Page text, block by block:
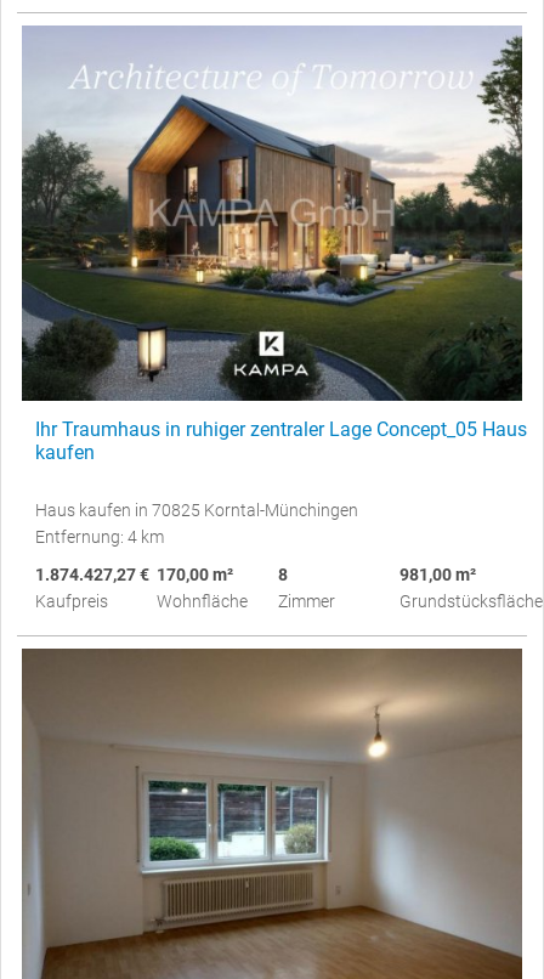
Ihr Traumhaus in ruhiger zentraler Lage Concept_05 Haus
kaufen
Haus kaufen in 70825 Korntal-Münchingen
Entfernung: 4 km
1.874.427,27 €
Kaufpreis
170,00 m²
Wohnfläche
8
Zimmer
981,00 m²
Grundstücksfläche